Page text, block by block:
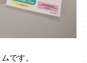
です。